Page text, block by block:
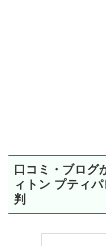
口コミ・ブログ
ィトン プティ
判